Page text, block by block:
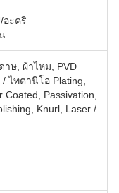
อะคริ
ษ, ผ้าไหม, PVD
ไทตานิโอ Plating,
Coated, Passivation,
Knurl, Laser /